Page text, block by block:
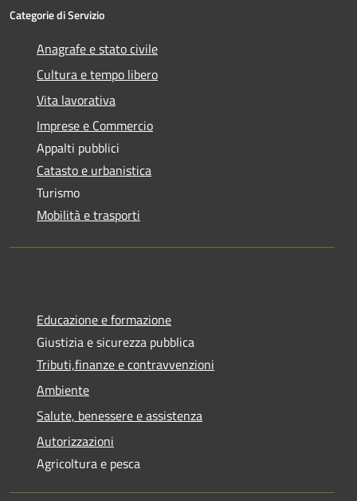
Categorie di Servizio
Anagrafe e stato civile
Cultura e tempo libero
Vita lavorativa
Imprese e Commercio
Appalti pubblici
Catasto e urbanistica
Turismo
Mobilità e trasporti
Educazione e formazione
Giustizia e sicurezza pubblica
Tributi,finanze e contravvenzioni
Ambiente
Salute, benessere e assistenza
Autorizzazioni
Agricoltura e pesca